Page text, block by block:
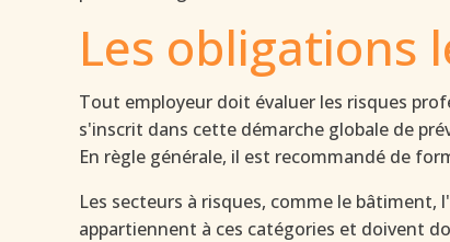
Les obligations
Tout employeur doit évaluer les risques
s'inscrit dans cette démarche globale de
En règle générale, il est recommandé de
Les secteurs à risques, comme le
appartiennent à ces catégories et doivent